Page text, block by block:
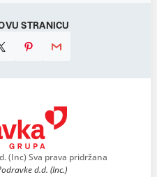
STRANICU
(Inc) Sva prava pridržana
d.d. (Inc.)